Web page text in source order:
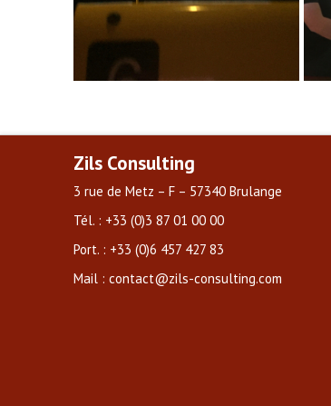
Zils Consulting
3 rue de Metz – F – 57340 Brulange
Tél. : +33 (0)3 87 01 00 00
Port. : +33 (0)6 457 427 83
Mail : contact@zils-consulting.com